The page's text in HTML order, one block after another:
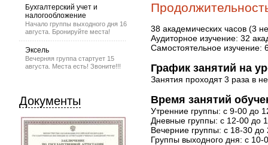
Бухгалтерский учет и
налогообложение
Начало группы выходного дня 16
августа. Бронируйте места!
Эксель
Вечерняя группа стартует 15
августа. Места есть! Звоните!!!
Документы
38 академических часов (3
Аудиторное изучение: 32
Самостоятельное изучение:
График занятий на
Занятия проходят 3 раза в
Время занятий
Утренние группы: с 9-00 до
Дневные группы: с 12-00 до
Вечерние группы: с 18-30 до
Группы выходного дня: с 10-